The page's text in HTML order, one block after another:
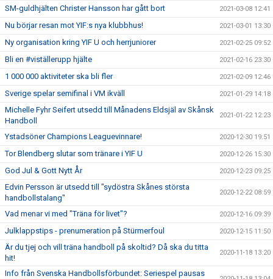
SM-guldhjälten Christer Hansson har gått bort 2021-03-08 12:41
Nu börjar resan mot YIF:s nya klubbhus! 2021-03-01 13:30
Ny organisation kring YIF U och herrjuniorer 2021-02-25 09:52
Bli en #viställerupp hjälte 2021-02-16 23:30
1 000 000 aktiviteter ska bli fler 2021-02-09 12:46
Sverige spelar semifinal i VM ikväll 2021-01-29 14:18
Michelle Fyhr Seifert utsedd till Månadens Eldsjäl av Skånsk
Handboll
2021-01-22 12:23
Ystadsöner Champions Leaguevinnare! 2020-12-30 19:51
Tor Blendberg slutar som tränare i YIF U 2020-12-26 15:30
God Jul & Gott Nytt År 2020-12-23 09:25
Edvin Persson är utsedd till "sydöstra Skånes största
handbollstalang"
2020-12-22 08:59
Vad menar vi med "Träna för livet"? 2020-12-16 09:39
Julklappstips - prenumeration på Stürmerfoul 2020-12-15 11:50
Är du tjej och vill träna handboll på skoltid? Då ska du titta
hit!
2020-11-18 13:20
Info från Svenska Handbollsförbundet: Seriespel pausas